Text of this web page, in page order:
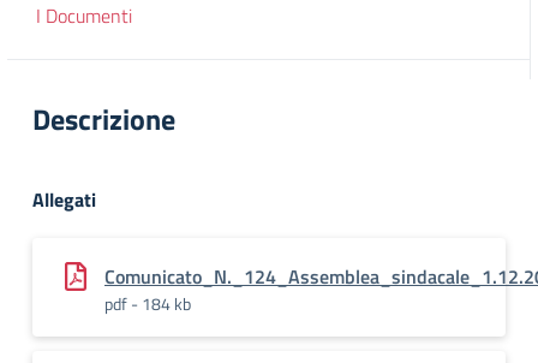
I Documenti
Descrizione
Allegati
pdf - 184 kb